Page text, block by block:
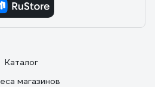
Каталог
магазинов